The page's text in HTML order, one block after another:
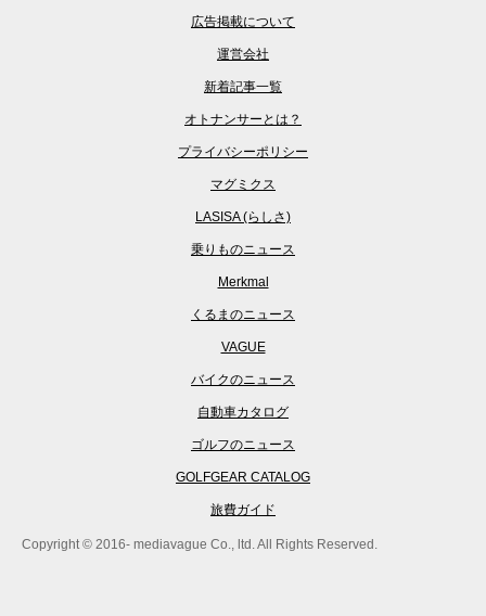
広告掲載について
運営会社
新着記事一覧
オトナンサーとは？
プライバシーポリシー
マグミクス
LASISA (らしさ)
乗りものニュース
Merkmal
くるまのニュース
VAGUE
バイクのニュース
自動車カタログ
ゴルフのニュース
GOLFGEAR CATALOG
旅費ガイド
Copyright © 2016- mediavague Co., ltd. All Rights Reserved.